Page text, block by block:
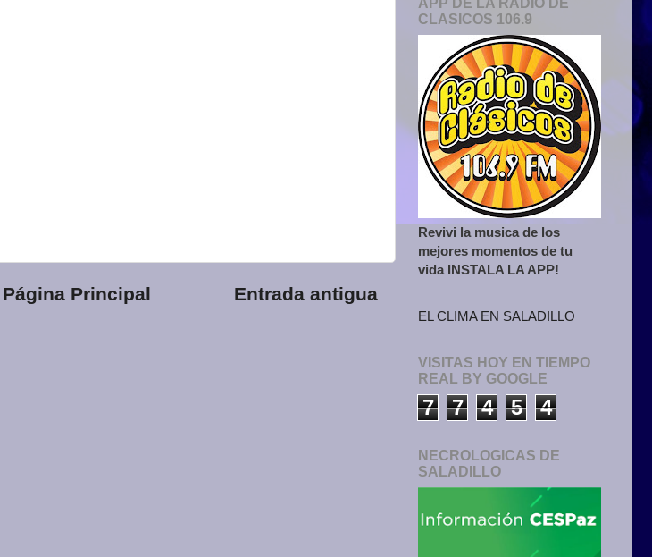
Entrada antigua
Página Principal
CLASICOS 106.9
Revivi la musica de los
mejores momentos de tu
vida INSTALA LA APP!
EL CLIMA EN SALADILLO
VISITAS HOY EN TIEMPO
REAL BY GOOGLE
7 7 4 5 4
NECROLOGICAS DE
SALADILLO